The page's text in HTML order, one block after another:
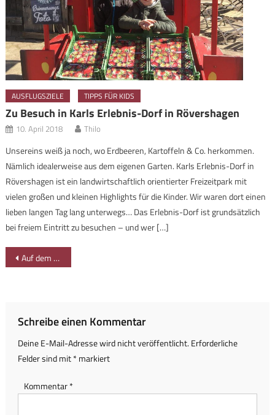
AUSFLUGSZIELE TIPPS FÜR KIDS
Zu Besuch in Karls Erlebnis-Dorf in Rövershagen
10. April 2018 Thilo
Unsereins weiß ja noch, wo Erdbeeren, Kartoffeln & Co. herkommen.
Nämlich idealerweise aus dem eigenen Garten. Karls Erlebnis-Dorf in
Rövershagen ist ein landwirtschaftlich orientierter Freizeitpark mit
vielen großen und kleinen Highlights für die Kinder. Wir waren dort einen
lieben langen Tag lang unterwegs… Das Erlebnis-Dorf ist grundsätzlich
bei freiem Eintritt zu besuchen – und wer […]
Beitragsnavigation
Auf dem Weg zum Sonthofer Hof
Schreibe einen Kommentar
Deine E-Mail-Adresse wird nicht veröffentlicht. Erforderliche
Felder sind mit*markiert
Kommentar*